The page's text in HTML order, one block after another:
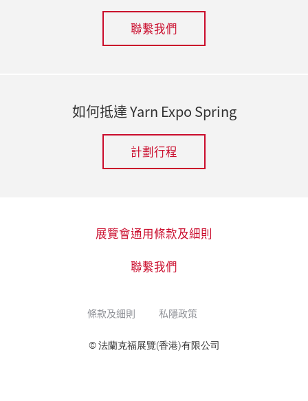
聯繫我們
如何抵達 Yarn Expo Spring
計劃行程
展覽會通用條款及細則
聯繫我們
條款及細則 私隱政策
© 法蘭克福展覽(香港)有限公司